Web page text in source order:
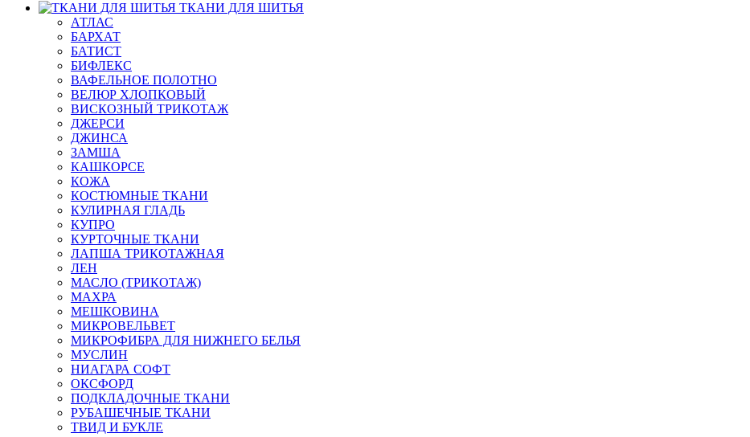
ТКАНИ ДЛЯ ШИТЬЯ
АТЛАС
БАРХАТ
БАТИСТ
БИФЛЕКС
ВАФЕЛЬНОЕ ПОЛОТНО
ВЕЛЮР ХЛОПКОВЫЙ
ВИСКОЗНЫЙ ТРИКОТАЖ
ДЖЕРСИ
ДЖИНСА
ЗАМША
КАШКОРСЕ
КОЖА
КОСТЮМНЫЕ ТКАНИ
КУЛИРНАЯ ГЛАДЬ
КУПРО
КУРТОЧНЫЕ ТКАНИ
ЛАПША ТРИКОТАЖНАЯ
ЛЕН
МАСЛО (ТРИКОТАЖ)
МАХРА
МЕШКОВИНА
МИКРОВЕЛЬВЕТ
МИКРОФИБРА ДЛЯ НИЖНЕГО БЕЛЬЯ
МУСЛИН
НИАГАРА СОФТ
ОКСФОРД
ПОДКЛАДОЧНЫЕ ТКАНИ
РУБАШЕЧНЫЕ ТКАНИ
ТВИД И БУКЛЕ